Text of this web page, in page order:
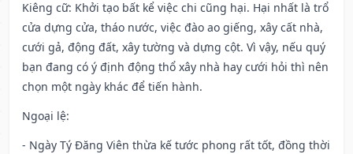
Kiêng cữ: Khởi tạo bất kể việc chi cũng hại. Hại nhất là trổ
cửa dựng cửa, tháo nước, việc đào ao giếng, xây cất nhà,
cưới gả, động đất, xây tường và dựng cột. Vì vậy, nếu quý
bạn đang có ý định động thổ xây nhà hay cưới hỏi thì nên
chọn một ngày khác để tiến hành.
Ngoại lệ:
- Ngày Tý Đăng Viên thừa kế tước phong rất tốt, đồng thời